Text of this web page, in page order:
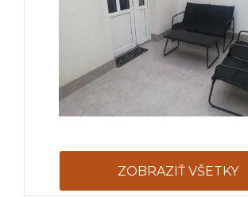
ZOBRAZIŤ VŠETKY